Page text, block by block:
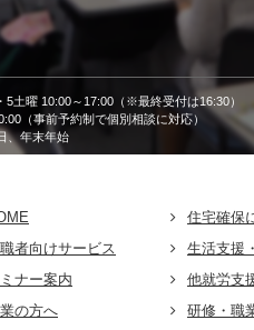
5土曜 10:00～17:00（※最終受付は16:30）
（事前予約制で個別相談に対応）
、年末年始
者向けサービス
ナー案内
の方へ
住宅確保
生活支援
他就労支
研修・職